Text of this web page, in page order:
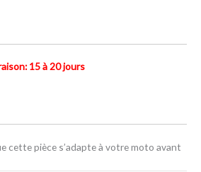
15 à 20 jours
cette pièce s’adapte à votre moto avant